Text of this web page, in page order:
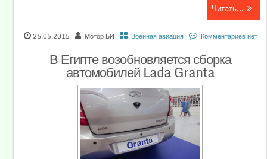
Читать...
26.05.2015 Мотор БИ Военная авиация Комментариев нет
В Египте возобновляется сборка
автомобилей Lada Granta